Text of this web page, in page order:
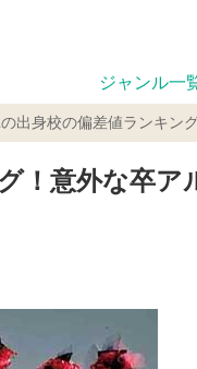
ジャンル一
出身校の偏差値ランキン
！意外な卒ア